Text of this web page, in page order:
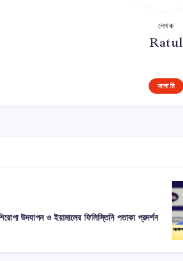
লেখক
Ratul
ফলো মি
উদযাপন ও ইয়ামালের ফিলিস্তিনি পতাকা প্রদর্শন